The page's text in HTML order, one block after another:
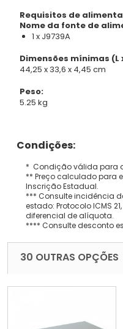
Requisitos de
Nome da fonte de
1 x J9739A
Dimensões mínimas (L
44,25 x 33,6 x 4,45 cm
Peso:
5.25 kg
Condições:
* Condição válida para
** Preço calculado para
Inscrição Estadual.
*** Consulte incidência
estado: Protocolo ICMS
diferencial de alíquota.
**** Consulte desconto
30 OUTRAS OPÇÕES